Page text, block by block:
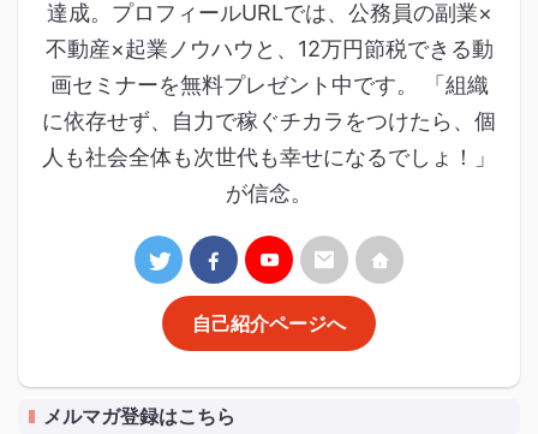
達成。プロフィールURLでは、公務員の副業×
不動産×起業ノウハウと、12万円節税できる動
画セミナーを無料プレゼント中です。 「組織
に依存せず、自力で稼ぐチカラをつけたら、個
人も社会全体も次世代も幸せになるでしょ！」
が信念。
自己紹介ページへ
メルマガ登録はこちら